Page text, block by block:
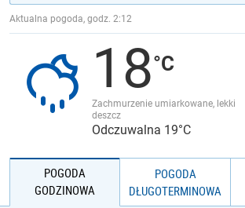
JAKOŚĆ POWIETRZA
Aktualna pogoda, godz. 2:12
18
Zachmurzenie umiarkowane, lekki
deszcz
Odczuwalna 19°C
POGODA
GODZINOWA
POGODA
DŁUGOTERMINOWA